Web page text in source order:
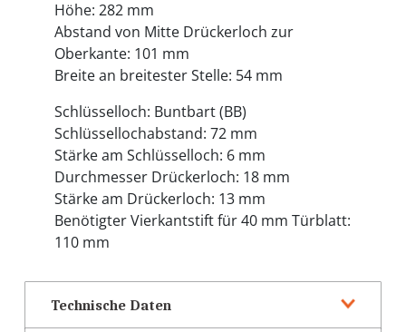
Höhe: 282 mm
Abstand von Mitte Drückerloch zur
Oberkante: 101 mm
Breite an breitester Stelle: 54 mm
Schlüsselloch: Buntbart (BB)
Schlüssellochabstand: 72 mm
Stärke am Schlüsselloch: 6 mm
Durchmesser Drückerloch: 18 mm
Stärke am Drückerloch: 13 mm
Benötigter Vierkantstift für 40 mm Türblatt:
110 mm
Technische Daten